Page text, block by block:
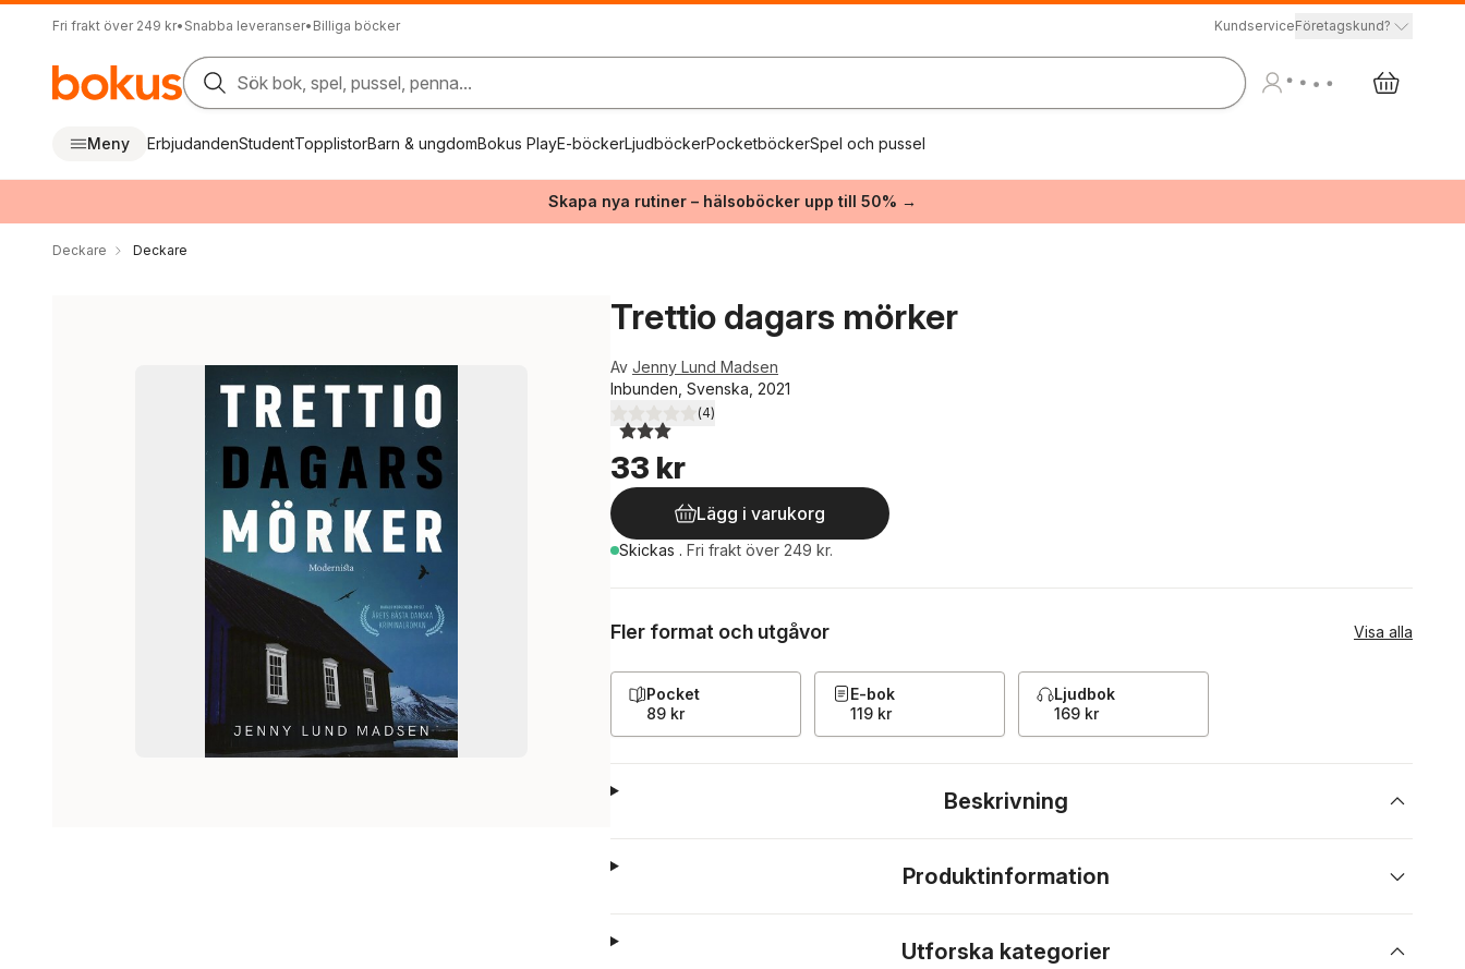
Fri frakt över 249 kr• Snabba leveranser• Billiga böcker KundserviceFöretagskund?
Sök bok, spel, pussel, penna...
Meny ErbjudandenStudentTopplistorBarn & ungdomBokus PlayE-böckerLjudböckerPocketböckerSpel och pussel
Skapa nya rutiner – hälsoböcker upp till 50% →
Deckare Deckare
Trettio dagars mörker
Av Jenny Lund Madsen
Inbunden, Svenska, 2021
3,0utav 5 stjärnor. Totalt antal röster:
(4)
33 kr
Lägg i varukorg
Skickas . Fri frakt över 249 kr.
Fler format och utgåvor Visa alla
Pocket
89 kr
E-bok
119 kr
Ljudbok
169 kr
Beskrivning
Produktinformation
Utforska kategorier